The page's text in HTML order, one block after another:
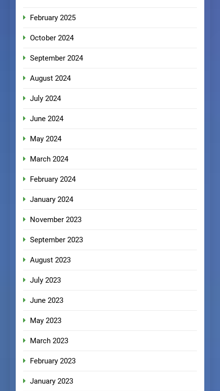
February 2025
October 2024
September 2024
August 2024
July 2024
June 2024
May 2024
March 2024
February 2024
January 2024
November 2023
September 2023
August 2023
July 2023
June 2023
May 2023
March 2023
February 2023
January 2023